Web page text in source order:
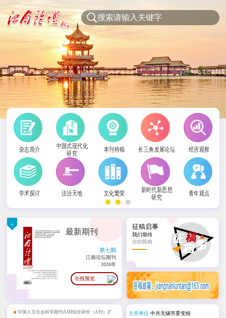
杂志简介
中国式现代化
研究
本刊特稿 长三角发展论坛 经济观察
学术探讨 法治天地 文化繁荣
新时代新思想
研究
青年观点
社科
最新期刊
第七期
江南论坛期刊
2026年
在线预览
征稿启事
我们期待
你的投稿
• 中国人文社会科学期刊AMI综合评价（A刊）扩 主管单位 中共无锡市委党校